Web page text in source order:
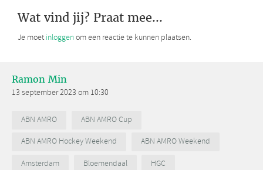
Wat vind jij? Praat mee...
Je moet inloggenom een reactie te kunnen plaatsen.
Ramon Min
13 september 2023 om 10:30
ABN AMRO
ABN AMRO Cup
ABN AMRO Hockey Weekend
ABN AMRO Weekend
Amsterdam
Bloemendaal
HGC